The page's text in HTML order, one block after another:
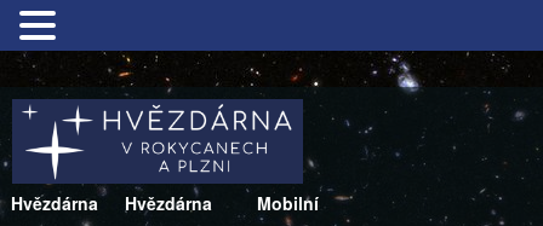
Hvězdárna
Hvězdárna
Mobilní